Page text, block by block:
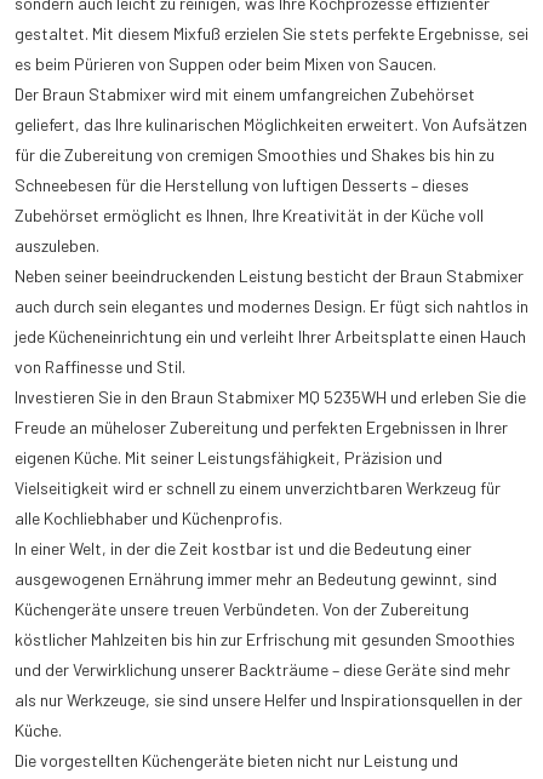
gestaltet. Mit diesem Mixfuß erzielen Sie stets perfekte Ergebnisse, sei
es beim Pürieren von Suppen oder beim Mixen von Saucen.
Der Braun Stabmixer wird mit einem umfangreichen Zubehörset
geliefert, das Ihre kulinarischen Möglichkeiten erweitert. Von Aufsätzen
für die Zubereitung von cremigen Smoothies und Shakes bis hin zu
Schneebesen für die Herstellung von luftigen Desserts – dieses
Zubehörset ermöglicht es Ihnen, Ihre Kreativität in der Küche voll
auszuleben.
Neben seiner beeindruckenden Leistung besticht der Braun Stabmixer
auch durch sein elegantes und modernes Design. Er fügt sich nahtlos in
jede Kücheneinrichtung ein und verleiht Ihrer Arbeitsplatte einen Hauch
von Raffinesse und Stil.
Investieren Sie in den Braun Stabmixer MQ 5235WH und erleben Sie die
Freude an müheloser Zubereitung und perfekten Ergebnissen in Ihrer
eigenen Küche. Mit seiner Leistungsfähigkeit, Präzision und
Vielseitigkeit wird er schnell zu einem unverzichtbaren Werkzeug für
alle Kochliebhaber und Küchenprofis.
In einer Welt, in der die Zeit kostbar ist und die Bedeutung einer
ausgewogenen Ernährung immer mehr an Bedeutung gewinnt, sind
Küchengeräte unsere treuen Verbündeten. Von der Zubereitung
köstlicher Mahlzeiten bis hin zur Erfrischung mit gesunden Smoothies
und der Verwirklichung unserer Backträume – diese Geräte sind mehr
als nur Werkzeuge, sie sind unsere Helfer und Inspirationsquellen in der
Küche.
Die vorgestellten Küchengeräte bieten nicht nur Leistung und